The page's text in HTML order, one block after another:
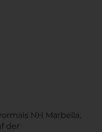
NH Marbella,
der